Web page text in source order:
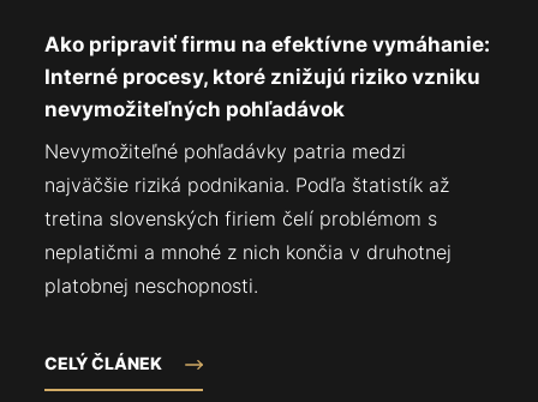
Ako pripraviť firmu na efektívne vymáhanie:
Interné procesy, ktoré znižujú riziko vzniku
nevymožiteľných pohľadávok
Nevymožiteľné pohľadávky patria medzi
najväčšie riziká podnikania. Podľa štatistík až
tretina slovenských firiem čelí problémom s
neplatičmi a mnohé z nich končia v druhotnej
platobnej neschopnosti.
CELÝ ČLÁNEK